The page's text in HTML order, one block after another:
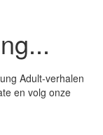
Adult-verhalen
en volg onze